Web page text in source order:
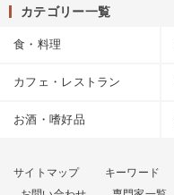
カテゴリー一覧
食・料理
カフェ・レストラン
お酒・嗜好品
サイトマップ キーワード